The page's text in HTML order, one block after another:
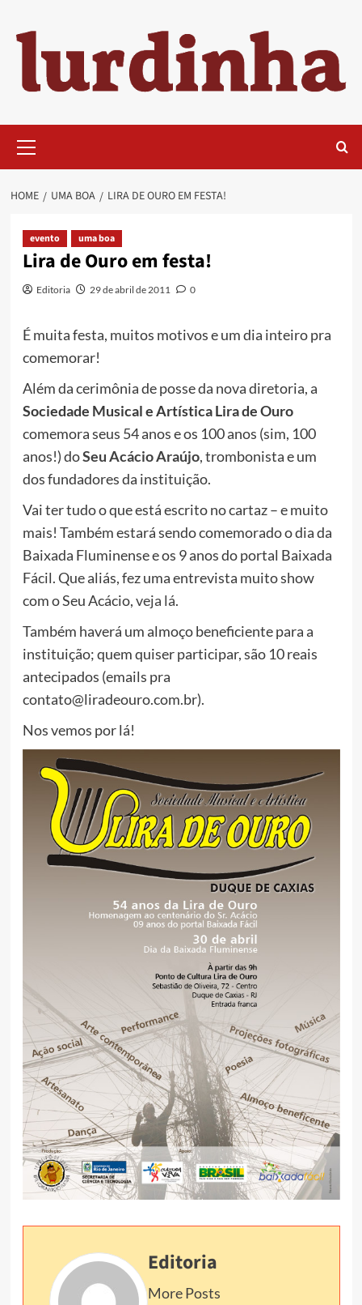
content
Menu
HOME UMA BOA LIRA DE OURO EM FESTA!
evento uma boa
Lira de Ouro em festa!
Editoria 29 de abril de 2011 0
É muita festa, muitos motivos e um dia inteiro pra
comemorar!
Além da cerimônia de posse da nova diretoria, a
Sociedade Musical e Artística Lira de Ouro
comemora seus 54 anos e os 100 anos (sim, 100
anos!) doSeu Acácio Araújo, trombonista e um
dos fundadores da instituição.
Vai ter tudo o que está escrito no cartaz – e muito
mais! Também estará sendo comemorado o dia da
Baixada Fluminense e os 9 anos do portal Baixada
Fácil. Que aliás, fez uma entrevista muito show
com o Seu Acácio,veja lá.
Também haverá um almoço beneficiente para a
instituição; quem quiser participar, são 10 reais
antecipados (emails pra
contato@liradeouro.com.br).
Nos vemos por lá!
Editoria
More Posts